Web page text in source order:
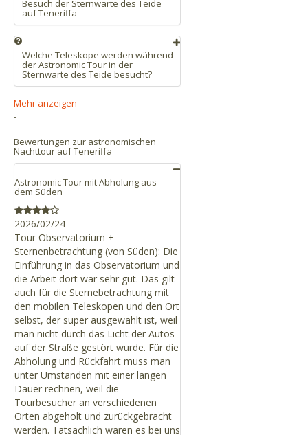
als Englisch oder Spanisch
Stunde.
Seine Koordinaten sind:
Länge:16°30'36.1"West - Breite:
28°18'08.3"Nord. UTM: 28.302294,
-16.510021
Google Map
Aktivitäten und Ausflüge auf dem Teide
an, den wir für Sie vorbereitet haben,
Sie über unsere Aktivitäten benötigen,
auf einen Blick zusammen haben.
Besuch der Sternwarte des Teide
auf Teneriffa
Teneriffa
Welche Teleskope werden während
der Astronomic Tour in der
Sternwarte des Teide besucht?
Carlos Sánchez oder an dessen Stelle
das Teleskop IAC 80 besichtigt.
Mehr anzeigen
-
Bewertungen zur astronomischen
Nachttour auf Teneriffa
Astronomic Tour mit Abholung aus
dem Süden
2026/02/24
Tour Observatorium +
Sternenbetrachtung (von Süden): Die
Einführung in das Observatorium und
die Arbeit dort war sehr gut. Das gilt
auch für die Sternebetrachtung mit
den mobilen Teleskopen und den Ort
selbst, der super ausgewählt ist, weil
man nicht durch das Licht der Autos
auf der Straße gestört wurde. Für die
Abholung und Rückfahrt muss man
unter Umständen mit einer langen
Dauer rechnen, weil die
Tourbesucher an verschiedenen
Orten abgeholt und zurückgebracht
werden. Tatsächlich waren es bei uns